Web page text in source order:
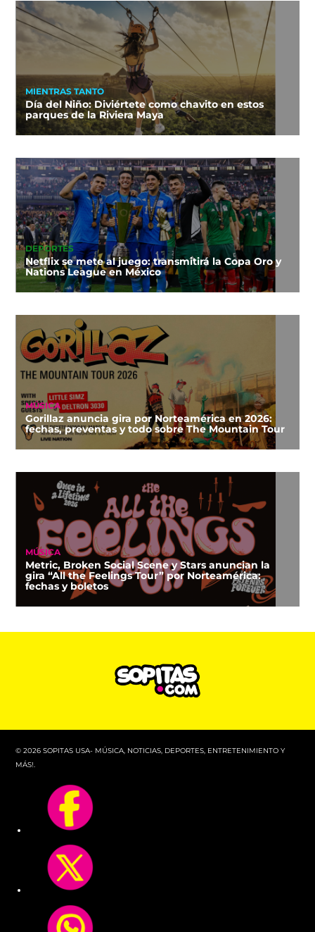
MIENTRAS TANTO
Día del Niño: Diviértete como chavito en estos
parques de la Riviera Maya
DEPORTES
Netflix se mete al juego: transmitirá la Copa Oro y
Nations League en México
MÚSICA
Gorillaz anuncia gira por Norteamérica en 2026:
fechas, preventas y todo sobre The Mountain Tour
MÚSICA
Metric, Broken Social Scene y Stars anuncian la
gira “All the Feelings Tour” por Norteamérica:
fechas y boletos
© 2026 SOPITAS USA- MÚSICA, NOTICIAS, DEPORTES, ENTRETENIMIENTO Y
MÁS!.